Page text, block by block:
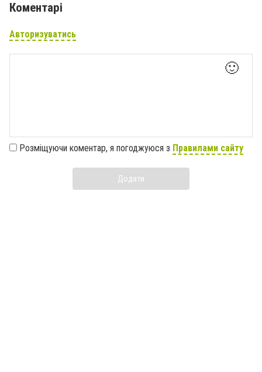
Коментарі
Авторизуватись
🙂
Розміщуючи коментар, я погоджуюся з Правилами сайту
Додати